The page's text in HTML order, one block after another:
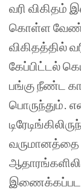
வரி
கொள்ள
விகிதத்தில்
கேப்பிட்டல்
பங்கு நீண்ட
பொருந்தும்.
வருமானத்தை
இணைக்கப்பட